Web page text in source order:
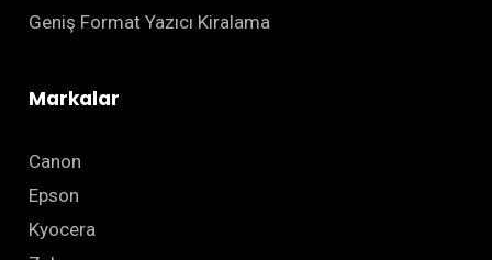
Geniş Format Yazıcı Kiralama
Markalar
Canon
Epson
Kyocera